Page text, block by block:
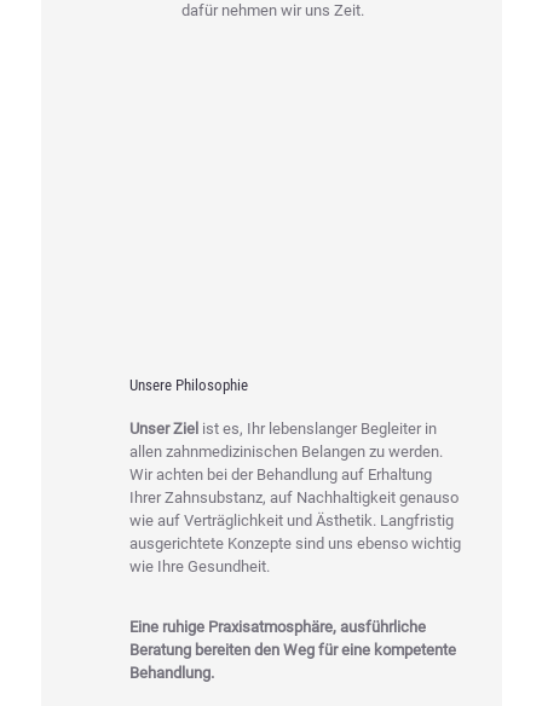
dafür nehmen wir uns Zeit.
Unsere Philosophie
Unser Ziel ist es, Ihr lebenslanger Begleiter in
allen zahnmedizinischen Belangen zu werden.
Wir achten bei der Behandlung auf Erhaltung
Ihrer Zahnsubstanz, auf Nachhaltigkeit genauso
wie auf Verträglichkeit und Ästhetik. Langfristig
ausgerichtete Konzepte sind uns ebenso wichtig
wie Ihre Gesundheit.
Eine ruhige Praxisatmosphäre, ausführliche
Beratung bereiten den Weg für eine kompetente
Behandlung.